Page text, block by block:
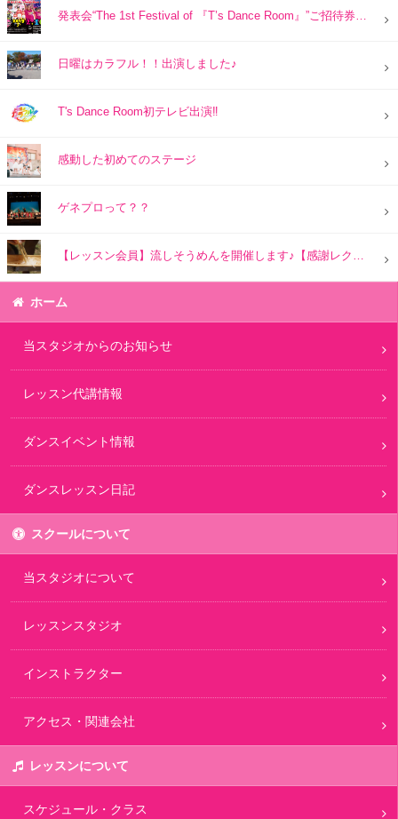
日曜はカラフル！！出演しました♪
T's Dance Room初テレビ出演‼
感動した初めてのステージ
ゲネプロって？？
ホーム
当スタジオからのお知らせ
レッスン代講情報
ダンスイベント情報
ダンスレッスン日記
スクールについて
当スタジオについて
レッスンスタジオ
インストラクター
アクセス・関連会社
レッスンについて
スケジュール・クラス